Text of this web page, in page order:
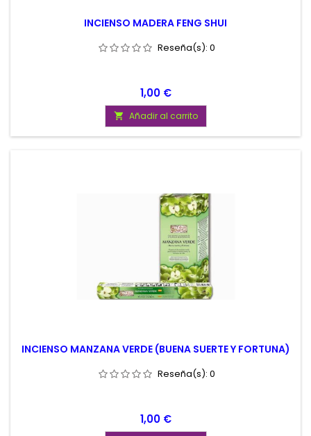
INCIENSO MADERA FENG SHUI
Reseña(s): 0
Precio
1,00 €
 Añadir al carrito
INCIENSO MANZANA VERDE (BUENA SUERTE Y FORTUNA)
Reseña(s): 0
Precio
1,00 €